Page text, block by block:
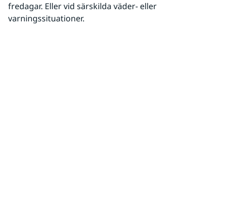
fredagar. Eller vid särskilda väder- eller
varningssituationer.